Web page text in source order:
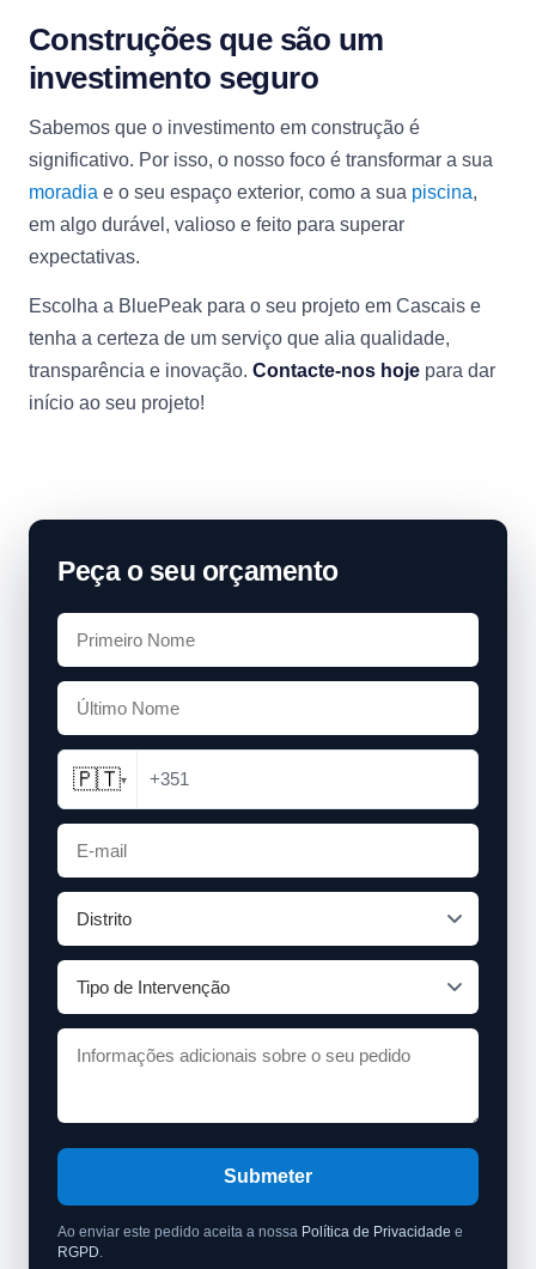
Construções que são um
investimento seguro
Sabemos que o investimento em construção é
significativo. Por isso, o nosso foco é transformar a sua
moradia e o seu espaço exterior, como a sua piscina,
em algo durável, valioso e feito para superar
expectativas.
Escolha a BluePeak para o seu projeto em Cascais e
tenha a certeza de um serviço que alia qualidade,
transparência e inovação. Contacte-nos hoje para dar
início ao seu projeto!
Peça o seu orçamento
🇵🇹▾ +351
Submeter
Ao enviar este pedido aceita a nossa Política de Privacidade e
RGPD